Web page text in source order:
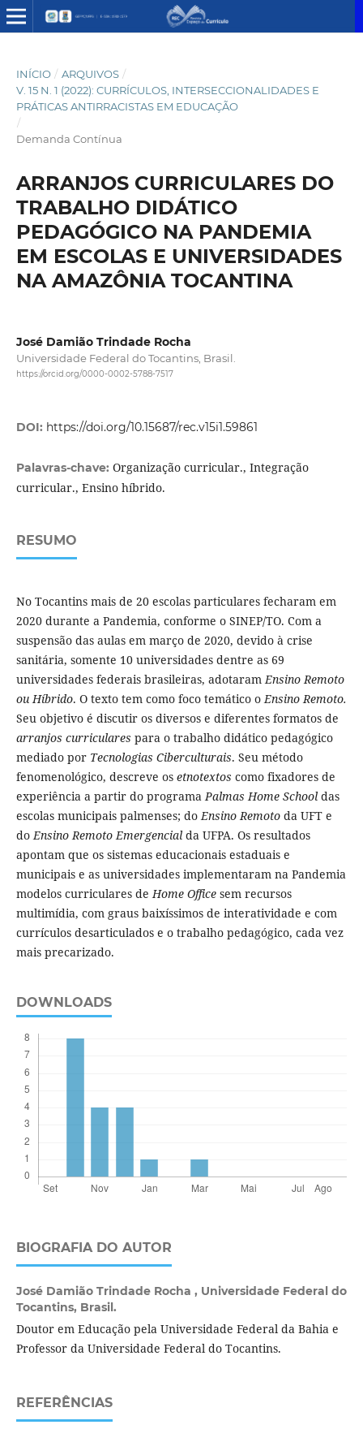
INÍCIO / ARQUIVOS /
V. 15 N. 1 (2022): CURRÍCULOS, INTERSECCIONALIDADES E
PRÁTICAS ANTIRRACISTAS EM EDUCAÇÃO
/
Demanda Contínua
ARRANJOS CURRICULARES DO
TRABALHO DIDÁTICO
PEDAGÓGICO NA PANDEMIA
EM ESCOLAS E UNIVERSIDADES
NA AMAZÔNIA TOCANTINA
José Damião Trindade Rocha
Universidade Federal do Tocantins, Brasil.
https://orcid.org/0000-0002-5788-7517
DOI: https://doi.org/10.15687/rec.v15i1.59861
Palavras-chave: Organização curricular., Integração
curricular., Ensino híbrido.
RESUMO
No Tocantins mais de 20 escolas particulares fecharam em
2020 durante a Pandemia, conforme o SINEP/TO. Com a
suspensão das aulas em março de 2020, devido à crise
sanitária, somente 10 universidades dentre as 69
universidades federais brasileiras, adotaramEnsino Remoto
ou Híbrido. O texto tem como foco temático oEnsino Remoto.
Seu objetivo é discutir os diversos e diferentes formatos de
arranjos curriculares para o trabalho didático pedagógico
mediado por Tecnologias Ciberculturais. Seu método
fenomenológico, descreve os etnotextos como fixadores de
experiência a partir do programaPalmas Home Schooldas
escolas municipais palmenses; doEnsino Remotoda UFT e
doEnsino Remoto Emergencialda UFPA. Os resultados
apontam que os sistemas educacionais estaduais e
municipais e as universidades implementaram na Pandemia
modelos curriculares deHome Officesem recursos
multimídia, com graus baixíssimos de interatividade e com
currículos desarticulados e o trabalho pedagógico, cada vez
mais precarizado.
DOWNLOADS
BIOGRAFIA DO AUTOR
José Damião Trindade Rocha , Universidade Federal do
Tocantins, Brasil.
Doutor em Educação pela Universidade Federal da Bahia e
Professor da Universidade Federal do Tocantins.
REFERÊNCIAS